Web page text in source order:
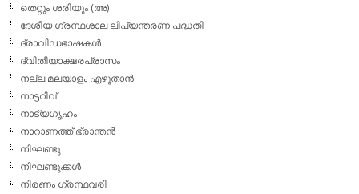
തെറ്റും ശരിയും (അ)
ദേശീയ ഗ്രന്ഥശാല ലിപ്യന്തരണ പദ്ധതി
ദ്രാവിഡഭാഷകള്‍
ദ്വിതീയാക്ഷരപ്രാസം
നല്ല മലയാളം എഴുതാന്‍
നാട്ടറിവ്
നാട്യഗൃഹം
നാറാണത്ത് ഭ്രാന്തന്‍
നിഘണ്ടു
നിഘണ്ടുക്കള്‍
നിരണം ഗ്രന്ഥവരി